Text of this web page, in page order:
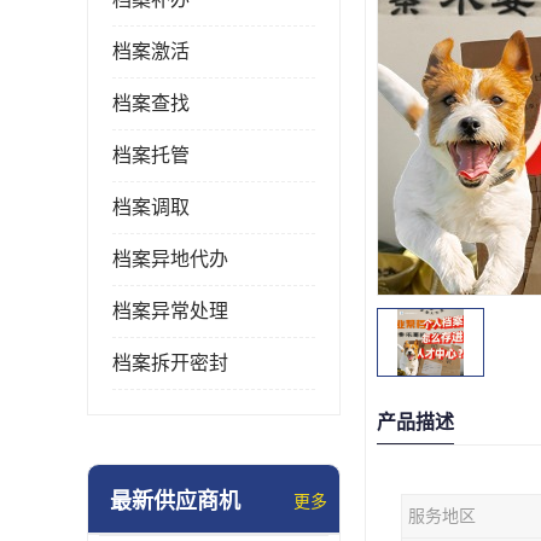
档案激活
档案查找
档案托管
档案调取
档案异地代办
档案异常处理
档案拆开密封
最新供应商机 更多
产品描述
服务地区